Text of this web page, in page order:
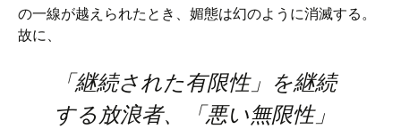
の一線が越えられたとき、媚態は幻のように消滅する。
故に、
「継続された有限性」を継続
する放浪者、「悪い無限性」